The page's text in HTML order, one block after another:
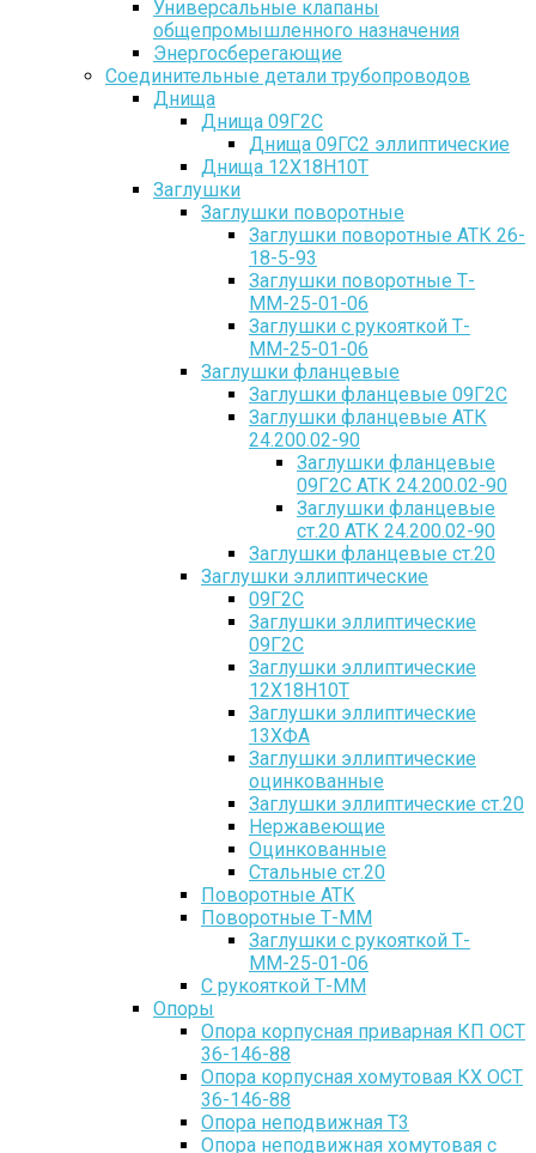
Универсальные клапаны
общепромышленного назначения
Энергосберегающие
Соединительные детали трубопроводов
Днища
Днища 09Г2С
Днища 09ГС2 эллиптические
Днища 12Х18Н10Т
Заглушки
Заглушки поворотные
Заглушки поворотные АТК 26-
18-5-93
Заглушки поворотные Т-
ММ-25-01-06
Заглушки с рукояткой Т-
ММ-25-01-06
Заглушки фланцевые
Заглушки фланцевые 09Г2С
Заглушки фланцевые АТК
24.200.02-90
Заглушки фланцевые
09Г2С АТК 24.200.02-90
Заглушки фланцевые
ст.20 АТК 24.200.02-90
Заглушки фланцевые ст.20
Заглушки эллиптические
09Г2С
Заглушки эллиптические
09Г2С
Заглушки эллиптические
12Х18Н10Т
Заглушки эллиптические
13ХФА
Заглушки эллиптические
оцинкованные
Заглушки эллиптические ст.20
Нержавеющие
Оцинкованные
Стальные ст.20
Поворотные АТК
Поворотные Т-ММ
Заглушки с рукояткой Т-
ММ-25-01-06
С рукояткой Т-ММ
Опоры
Опора корпусная приварная КП ОСТ
36-146-88
Опора корпусная хомутовая КХ ОСТ
36-146-88
Опора неподвижная Т3
Опора неподвижная хомутовая с